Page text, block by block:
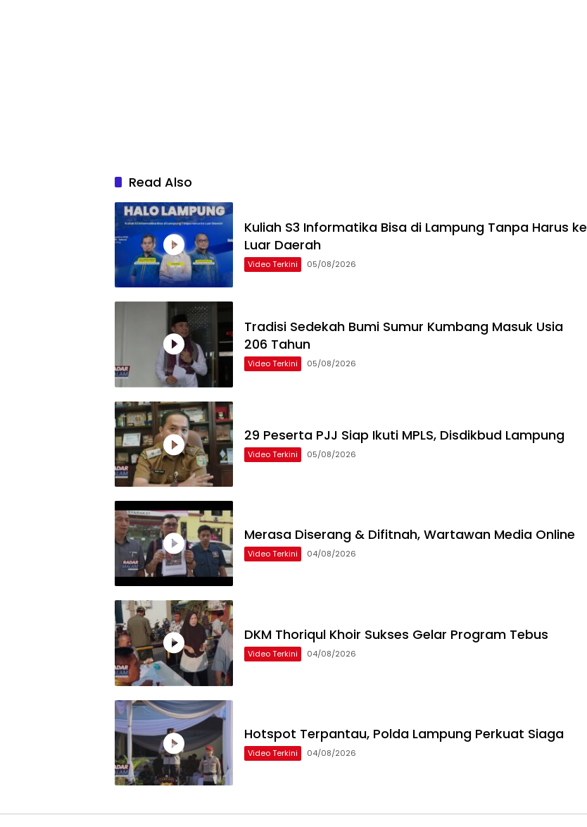
Read Also
Kuliah S3 Informatika Bisa di Lampung Tanpa Harus ke
Luar Daerah
Video Terkini 05/08/2026
Tradisi Sedekah Bumi Sumur Kumbang Masuk Usia
206 Tahun
Video Terkini 05/08/2026
29 Peserta PJJ Siap Ikuti MPLS, Disdikbud Lampung
Video Terkini 05/08/2026
Merasa Diserang & Difitnah, Wartawan Media Online
Video Terkini 04/08/2026
DKM Thoriqul Khoir Sukses Gelar Program Tebus
Video Terkini 04/08/2026
Hotspot Terpantau, Polda Lampung Perkuat Siaga
Video Terkini 04/08/2026